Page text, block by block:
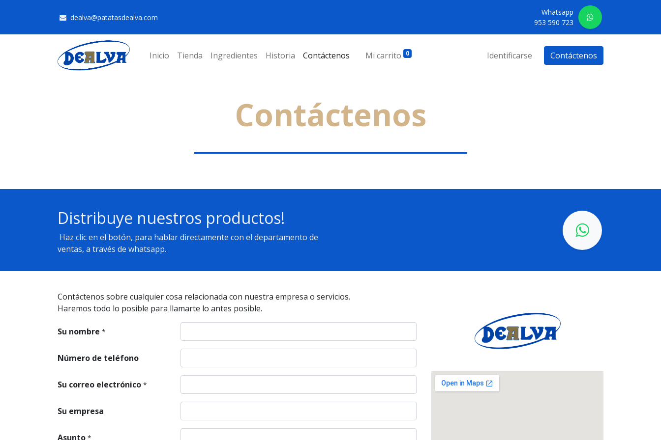
dealva@patatasdealva.com
Whatsapp
953 590 723
Inicio Tienda Ingredientes Historia Contáctenos Mi carrito 0 Identificarse Contáctenos
Contáctenos
Distribuye nuestros productos!
Haz clic en el botón, para hablar directamente con el departamento de
ventas, a través de whatsapp.
Contáctenos sobre cualquier cosa relacionada con nuestra empresa o servicios.
Haremos todo lo posible para llamarte lo antes posible.
Su nombre *
Número de teléfono
Su correo electrónico *
Su empresa
Asunto *